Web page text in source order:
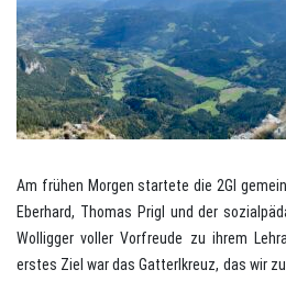
Am frühen Morgen startete die 2GI
Eberhard, Thomas Prigl und der
Wolligger voller Vorfreude zu ihrem
erstes Ziel war das Gatterlkreuz, das wir